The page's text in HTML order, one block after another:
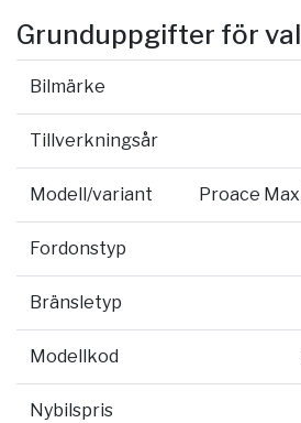
Grunduppgifter för
Bilmärke
Tillverkningsår
Modell/variant Proace
Fordonstyp
Bränsletyp
Modellkod
Nybilspris